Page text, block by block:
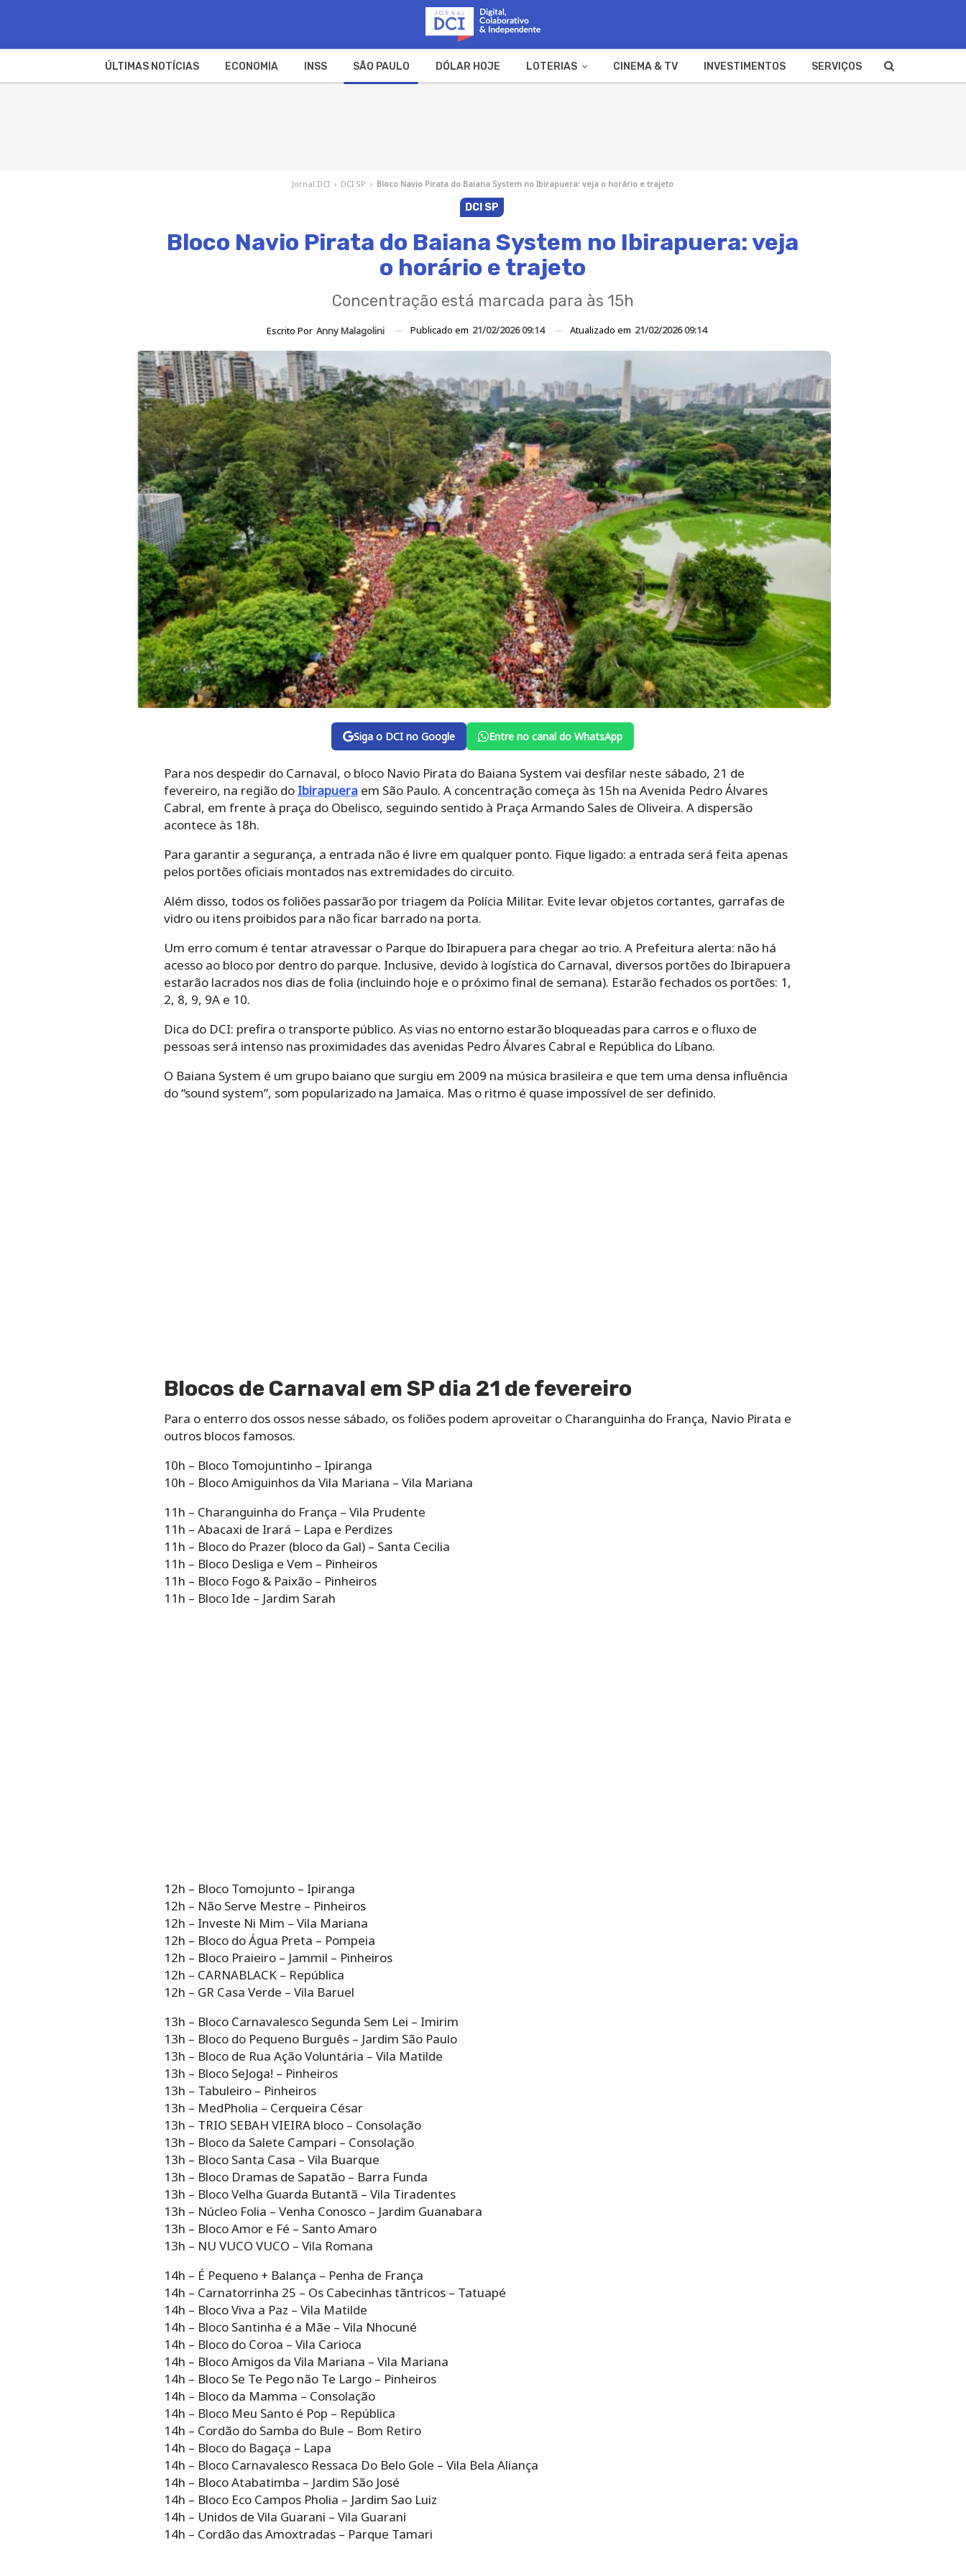
ÚLTIMAS NOTÍCIAS ECONOMIA INSS SÃO PAULO DÓLAR HOJE LOTERIAS CINEMA & TV INVESTIMENTOS SERVIÇOS
Jornal DCI › DCI SP › Bloco Navio Pirata do Baiana System no Ibirapuera: veja o horário e trajeto
DCI SP
Bloco Navio Pirata do Baiana System no Ibirapuera: veja
o horário e trajeto
Concentração está marcada para às 15h
Escrito Por Anny Malagolini Publicado em 21/02/2026 09:14 Atualizado em 21/02/2026 09:14
Siga o DCI no Google Entre no canal do WhatsApp
Para nos despedir do Carnaval, o bloco Navio Pirata do Baiana System vai desfilar neste sábado, 21 de
fevereiro, na região do Ibirapueraem São Paulo. A concentração começa às 15h na Avenida Pedro Álvares
Cabral, em frente à praça do Obelisco, seguindo sentido à Praça Armando Sales de Oliveira. A dispersão
acontece às 18h.
Para garantir a segurança, a entrada não é livre em qualquer ponto. Fique ligado: a entrada será feita apenas
pelos portões oficiais montados nas extremidades do circuito.
Além disso, todos os foliões passarão por triagem da Polícia Militar. Evite levar objetos cortantes, garrafas de
vidro ou itens proibidos para não ficar barrado na porta.
Um erro comum é tentar atravessar o Parque do Ibirapuera para chegar ao trio. A Prefeitura alerta: não há
acesso ao bloco por dentro do parque. Inclusive, devido à logística do Carnaval, diversos portões do Ibirapuera
estarão lacrados nos dias de folia (incluindo hoje e o próximo final de semana). Estarão fechados os portões: 1,
2, 8, 9, 9A e 10.
Dica do DCI: prefira o transporte público. As vias no entorno estarão bloqueadas para carros e o fluxo de
pessoas será intenso nas proximidades das avenidas Pedro Álvares Cabral e República do Líbano.
O Baiana System é um grupo baiano que surgiu em 2009 na música brasileira e que tem uma densa influência
do “sound system”, som popularizado na Jamaica. Mas o ritmo é quase impossível de ser definido.
Blocos de Carnaval em SP dia 21 de fevereiro
Para o enterro dos ossos nesse sábado, os foliões podem aproveitar o Charanguinha do França, Navio Pirata e
outros blocos famosos.
10h – Bloco Tomojuntinho – Ipiranga
10h – Bloco Amiguinhos da Vila Mariana – Vila Mariana
11h – Charanguinha do França – Vila Prudente
11h – Abacaxi de Irará – Lapa e Perdizes
11h – Bloco do Prazer (bloco da Gal) – Santa Cecilia
11h – Bloco Desliga e Vem – Pinheiros
11h – Bloco Fogo & Paixão – Pinheiros
11h – Bloco Ide – Jardim Sarah
12h – Bloco Tomojunto – Ipiranga
12h – Não Serve Mestre – Pinheiros
12h – Investe Ni Mim – Vila Mariana
12h – Bloco do Água Preta – Pompeia
12h – Bloco Praieiro – Jammil – Pinheiros
12h – CARNABLACK – República
12h – GR Casa Verde – Vila Baruel
13h – Bloco Carnavalesco Segunda Sem Lei – Imirim
13h – Bloco do Pequeno Burguês – Jardim São Paulo
13h – Bloco de Rua Ação Voluntária – Vila Matilde
13h – Bloco SeJoga! – Pinheiros
13h – Tabuleiro – Pinheiros
13h – MedPholia – Cerqueira César
13h – TRIO SEBAH VIEIRA bloco – Consolação
13h – Bloco da Salete Campari – Consolação
13h – Bloco Santa Casa – Vila Buarque
13h – Bloco Dramas de Sapatão – Barra Funda
13h – Bloco Velha Guarda Butantã – Vila Tiradentes
13h – Núcleo Folia – Venha Conosco – Jardim Guanabara
13h – Bloco Amor e Fé – Santo Amaro
13h – NU VUCO VUCO – Vila Romana
14h – É Pequeno + Balança – Penha de França
14h – Carnatorrinha 25 – Os Cabecinhas tãntricos – Tatuapé
14h – Bloco Viva a Paz – Vila Matilde
14h – Bloco Santinha é a Mãe – Vila Nhocuné
14h – Bloco do Coroa – Vila Carioca
14h – Bloco Amigos da Vila Mariana – Vila Mariana
14h – Bloco Se Te Pego não Te Largo – Pinheiros
14h – Bloco da Mamma – Consolação
14h – Bloco Meu Santo é Pop – República
14h – Cordão do Samba do Bule – Bom Retiro
14h – Bloco do Bagaça – Lapa
14h – Bloco Carnavalesco Ressaca Do Belo Gole – Vila Bela Aliança
14h – Bloco Atabatimba – Jardim São José
14h – Bloco Eco Campos Pholia – Jardim Sao Luiz
14h – Unidos de Vila Guarani – Vila Guarani
14h – Cordão das Amoxtradas – Parque Tamari